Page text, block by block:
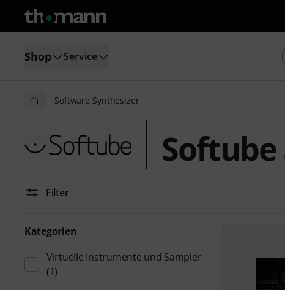
Shop Service
Software Synthesizer
Filter
Kategorien
Virtuelle Instrumente und Sampler
(1)